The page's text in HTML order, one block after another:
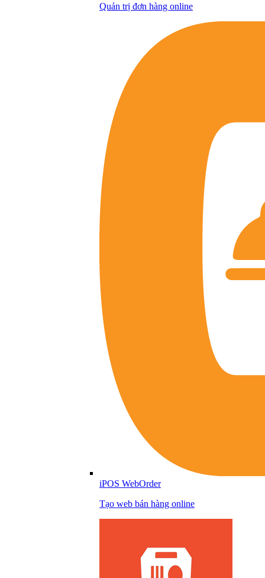
Quản trị đơn hàng online
iPOS WebOrder
Tạo web bán hàng online